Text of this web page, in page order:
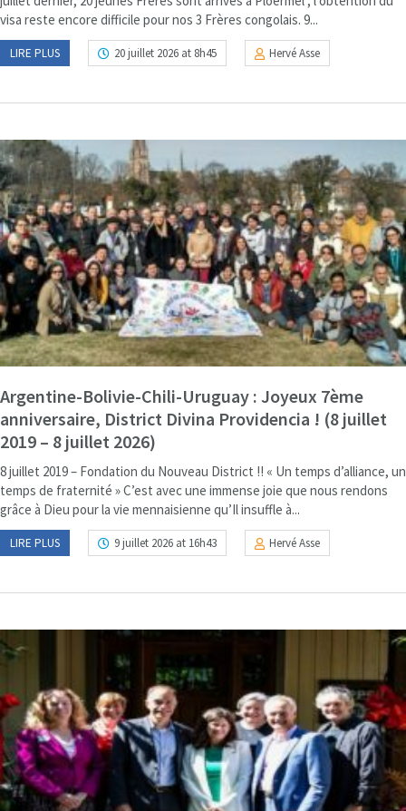
visa reste encore difficile pour nos 3 Frères congolais. 9...
LIRE PLUS 20 juillet 2026 at 8h45 Hervé Asse
Argentine-Bolivie-Chili-Uruguay : Joyeux 7ème
anniversaire, District Divina Providencia ! (8 juillet
2019 – 8 juillet 2026)
8 juillet 2019 – Fondation du Nouveau District !! « Un temps d’alliance, un
temps de fraternité » C’est avec une immense joie que nous rendons
grâce à Dieu pour la vie mennaisienne qu’Il insuffle à...
LIRE PLUS 9 juillet 2026 at 16h43 Hervé Asse